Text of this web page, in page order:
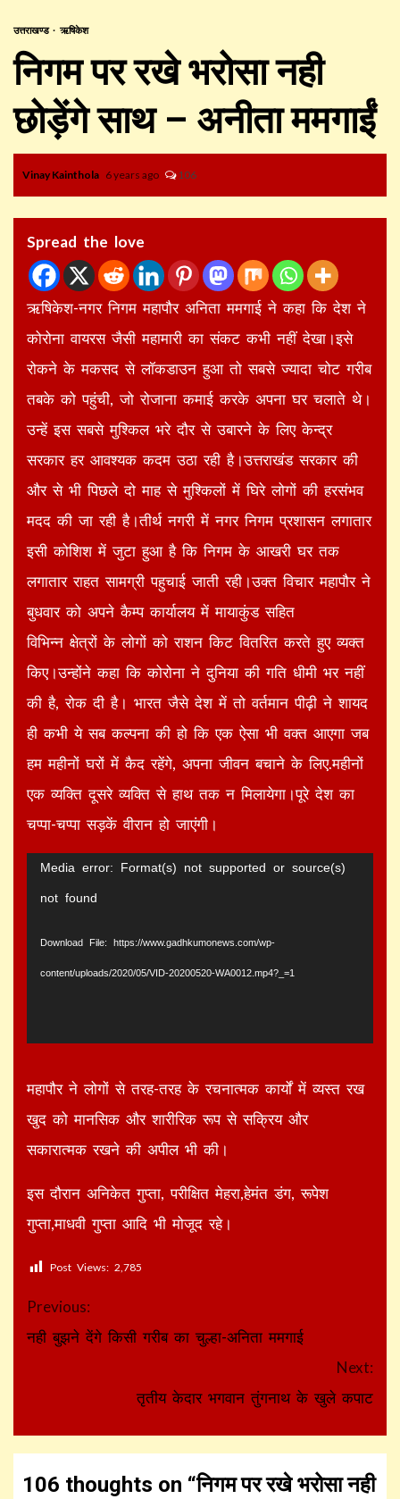
उत्तराखण्ड ऋषिकेश
निगम पर रखे भरोसा नही
छोड़ेंगे साथ – अनीता ममगाईं
Vinay Kainthola 6 years ago 106
Spread the love
ऋषिकेश-नगर निगम महापौर अनिता ममगाई ने कहा कि देश ने
कोरोना वायरस जैसी महामारी का संकट कभी नहीं देखा।इसे
रोकने के मकसद से लॉकडाउन हुआ तो सबसे ज्यादा चोट गरीब
तबके को पहुंची, जो रोजाना कमाई करके अपना घर चलाते थे।
उन्हें इस सबसे मुश्किल भरे दौर से उबारने के लिए केन्द्र
सरकार हर आवश्यक कदम उठा रही है।उत्तराखंड सरकार की
और से भी पिछले दो माह से मुश्किलों में घिरे लोगों की हरसंभव
मदद की जा रही है।तीर्थ नगरी में नगर निगम प्रशासन लगातार
इसी कोशिश में जुटा हुआ है कि निगम के आखरी घर तक
लगातार राहत सामग्री पहुचाई जाती रही।उक्त विचार महापौर ने
बुधवार को अपने कैम्प कार्यालय में मायाकुंड सहित
विभिन्न क्षेत्रों के लोगों को राशन किट वितरित करते हुए व्यक्त
किए।उन्होंने कहा कि कोरोना ने दुनिया की गति धीमी भर नहीं
की है, रोक दी है। भारत जैसे देश में तो वर्तमान पीढ़ी ने शायद
ही कभी ये सब कल्पना की हो कि एक ऐसा भी वक्त आएगा जब
हम महीनों घरों में कैद रहेंगे, अपना जीवन बचाने के लिए.महीनों
एक व्यक्ति दूसरे व्यक्ति से हाथ तक न मिलायेगा।पूरे देश का
चप्पा-चप्पा सड़कें वीरान हो जाएंगी।
Video
Player
Media error: Format(s) not supported or source(s)
not found
Download File: https://www.gadhkumonews.com/wp-
content/uploads/2020/05/VID-20200520-WA0012.mp4?_=1
महापौर ने लोगों से तरह-तरह के रचनात्मक कार्यों में व्यस्त रख
खुद को मानसिक और शारीरिक रूप से सक्रिय और
सकारात्मक रखने की अपील भी की।
इस दौरान अनिकेत गुप्ता, परीक्षित मेहरा,हेमंत डंग, रूपेश
गुप्ता,माधवी गुप्ता आदि भी मोजूद रहे।
Post Views: 2,785
Continue
Reading
Previous:
नही बुझने देंगे किसी गरीब का चुल्हा-अनिता ममगाई
Next:
तृतीय केदार भगवान तुंगनाथ के खुले कपाट
106 thoughts on “निगम पर रखे भरोसा नही